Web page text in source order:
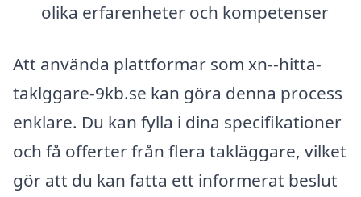
olika erfarenheter och kompetenser
Att använda plattformar som xn--hitta-
taklggare-9kb.se kan göra denna process
enklare. Du kan fylla i dina specifikationer
och få offerter från flera takläggare, vilket
gör att du kan fatta ett informerat beslut